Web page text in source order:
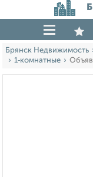
Брянск Недвижимость
1‑комнатные